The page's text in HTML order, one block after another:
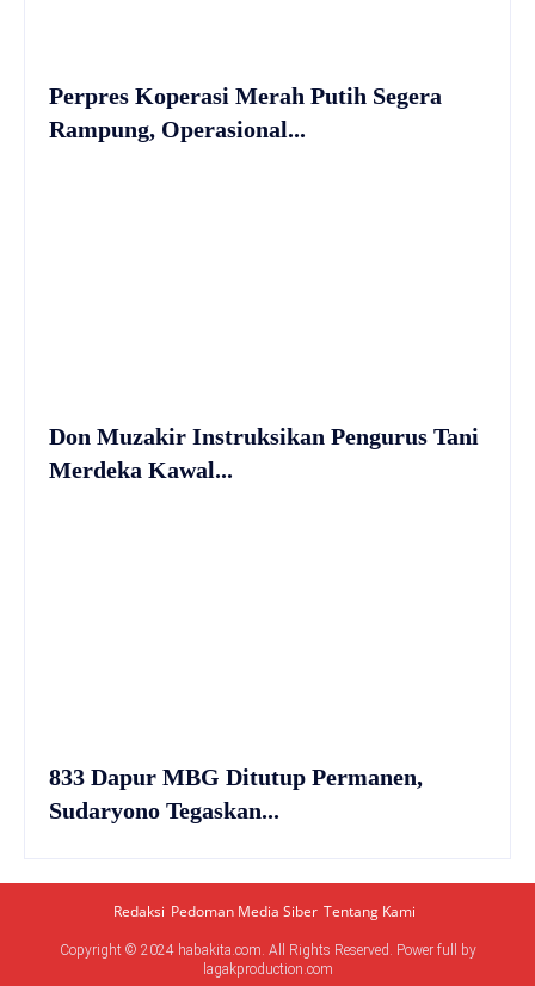
Perpres Koperasi Merah Putih Segera
Rampung, Operasional...
Don Muzakir Instruksikan Pengurus Tani
Merdeka Kawal...
833 Dapur MBG Ditutup Permanen,
Sudaryono Tegaskan...
Copyright © 2024 habakita.com. All Rights Reserved. Power full by
lagakproduction.com
Redaksi Pedoman Media Siber Tentang Kami